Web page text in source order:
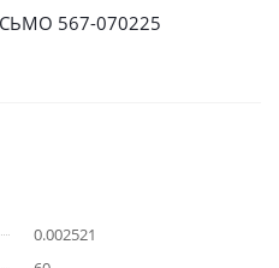
567-070225
0.002521